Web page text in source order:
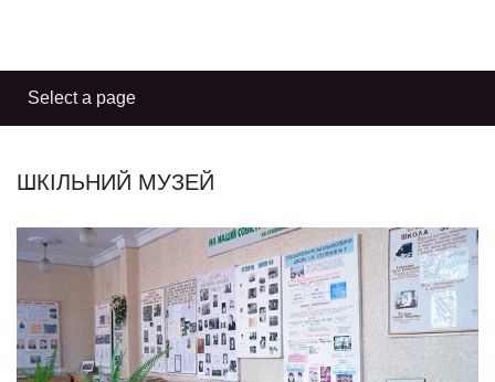
ШКІЛЬНИЙ МУЗЕЙ